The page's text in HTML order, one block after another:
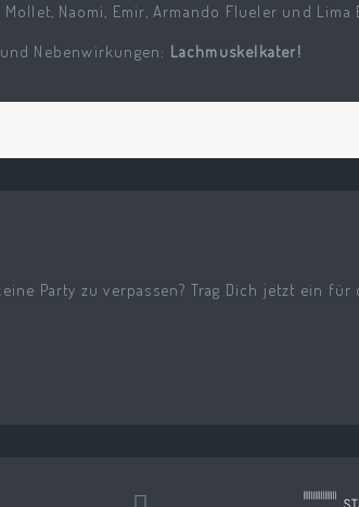
Mollet, Naomi, Emir, Armando Flueler und Lima
Nebenwirkungen: Lachmuskelkater!
Party zu verpassen? Trag Dich jetzt ein